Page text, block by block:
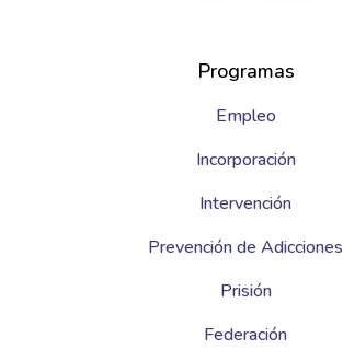
Programas
Empleo
Incorporación
Intervención
Prevención de Adicciones
Prisión
Federación